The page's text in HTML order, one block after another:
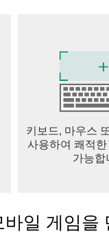
템을 포함한 선택
헤어스타일로 아바타
한 수천 개의 3D 아
의 개성을 표현하세
드셋에서 크로스 플
, 공유하세요
키보드, 마우스
사용하여 쾌적
가능합
일 게임을